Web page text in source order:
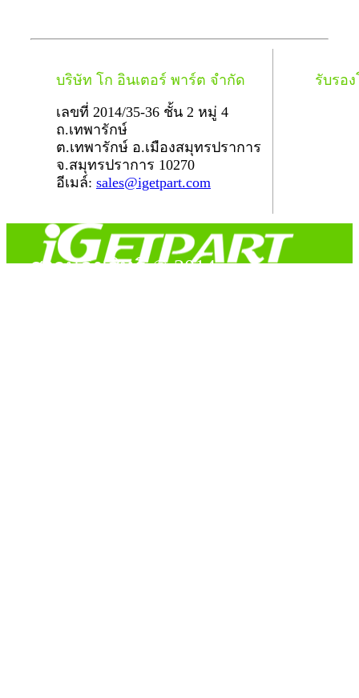
บริษัท โก อินเตอร์ พาร์ต จำกัด
เลขที่ 2014/35-36 ชั้น 2 หมู่ 4
ถ.เทพารักษ์
ต.เทพารักษ์ อ.เมืองสมุทรปราการ
จ.สมุทรปราการ 10270
อีเมล์: sales@igetpart.com
รับรอ
สงวนลิขสิทธิ์ © 2014